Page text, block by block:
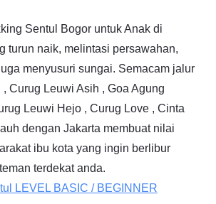
Sentul Bogor untuk Anak di
turun naik, melintasi persawahan,
menyusuri sungai. Semacam jalur
Curug Leuwi Asih , Goa Agung
Leuwi Hejo , Curug Love , Cinta
dengan Jakarta membuat nilai
ibu kota yang ingin berlibur
terdekat anda.
LEVEL BASIC / BEGINNER